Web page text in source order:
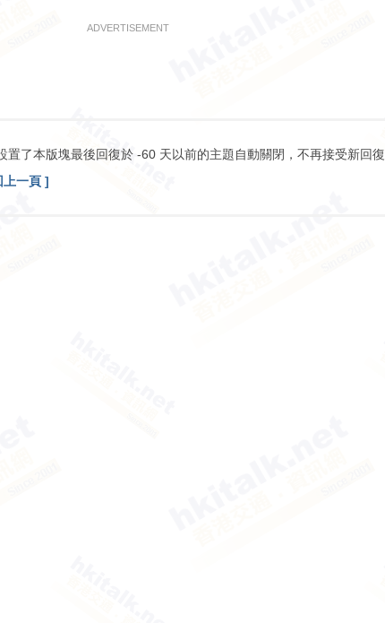
ADVERTISEMENT
置了本版塊最後回復於 -60 天以前的主題自動關閉，不再接受新回復
上一頁 ]